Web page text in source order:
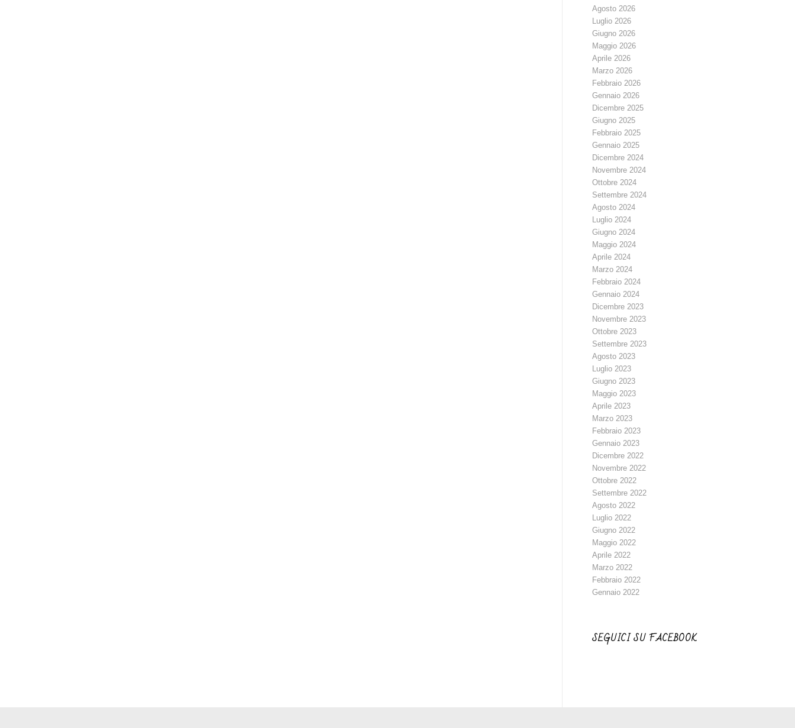
Agosto 2026
Luglio 2026
Giugno 2026
Maggio 2026
Aprile 2026
Marzo 2026
Febbraio 2026
Gennaio 2026
Dicembre 2025
Giugno 2025
Febbraio 2025
Gennaio 2025
Dicembre 2024
Novembre 2024
Ottobre 2024
Settembre 2024
Agosto 2024
Luglio 2024
Giugno 2024
Maggio 2024
Aprile 2024
Marzo 2024
Febbraio 2024
Gennaio 2024
Dicembre 2023
Novembre 2023
Ottobre 2023
Settembre 2023
Agosto 2023
Luglio 2023
Giugno 2023
Maggio 2023
Aprile 2023
Marzo 2023
Febbraio 2023
Gennaio 2023
Dicembre 2022
Novembre 2022
Ottobre 2022
Settembre 2022
Agosto 2022
Luglio 2022
Giugno 2022
Maggio 2022
Aprile 2022
Marzo 2022
Febbraio 2022
Gennaio 2022
SEGUICI SU FACEBOOK